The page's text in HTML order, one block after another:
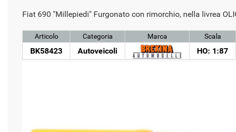
Fiat 690 "Millepiedi" Furgonato con rimorchio, nella livrea
Articolo
BK58423
Categoria
Autoveicoli
Marca Scala
HO: 1:87